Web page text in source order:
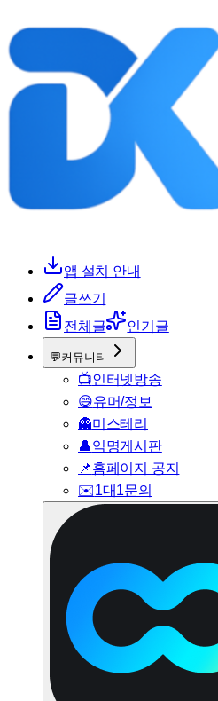
앱 설치 안내
글쓰기
전체글
인기글
💬커뮤니티
📺인터넷방송
😄유머/정보
👻미스테리
👤익명게시판
📌홈페이지 공지
✉️1대1문의